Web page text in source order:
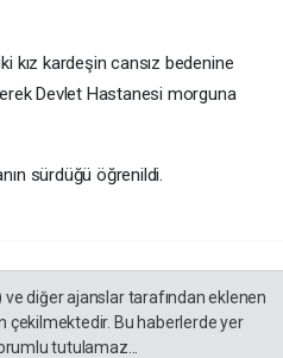
kız kardeşin cansız bedenine
Devlet Hastanesi morguna
sürdüğü öğrenildi.
ve diğer ajanslar tarafından eklenen
çekilmektedir. Bu haberlerde yer
tutulamaz...